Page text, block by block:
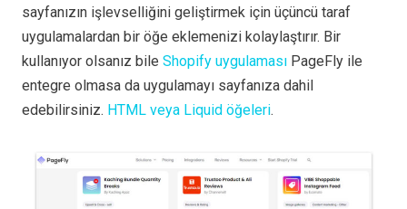
sayfanızın işlevselliğini geliştirmek için üçüncü taraf
uygulamalardan bir öğe eklemenizi kolaylaştırır. Bir
kullanıyor olsanız bile Shopify uygulaması PageFly ile
entegre olmasa da uygulamayı sayfanıza dahil
edebilirsiniz. HTML veya Liquid öğeleri.